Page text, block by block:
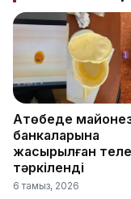
Ақтөбеде
банкаларына
жасырылған
тәркіленді
6 тамыз, 2026